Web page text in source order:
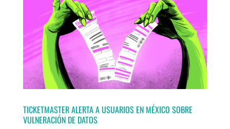
TICKETMASTER ALERTA A USUARIOS EN MÉXICO SOBRE
VULNERACIÓN DE DATOS